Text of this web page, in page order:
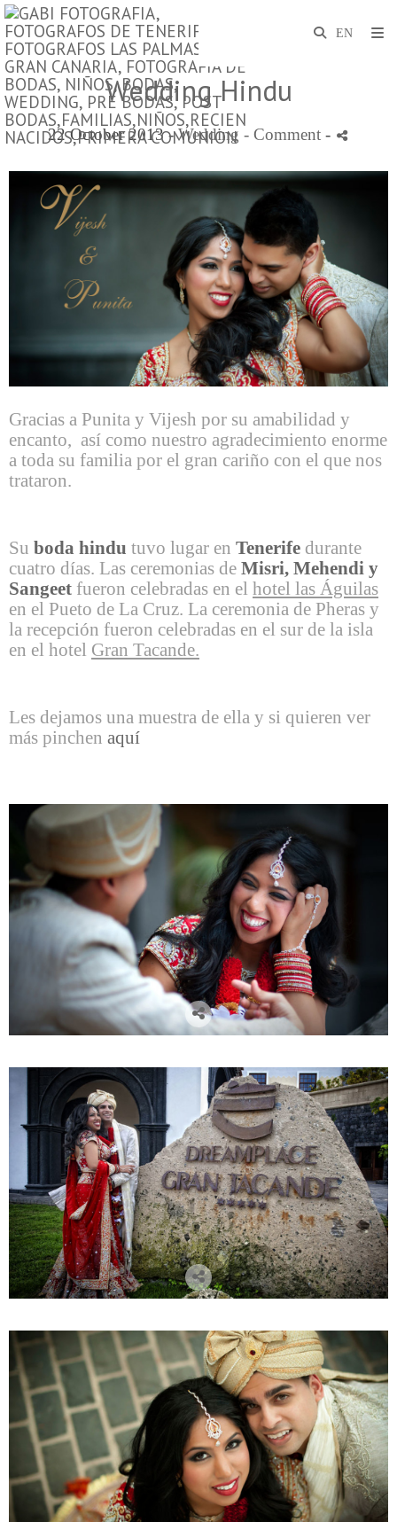
Wedding Hindu
22 October 2013 -Wedding - Comment -
Gracias a Punita y Vijesh por su amabilidad y
encanto, así como nuestro agradecimiento enorme
a toda su familia por el gran cariño con el que nos
trataron.
Su boda hindu tuvo lugar en Tenerife durante
cuatro días. Las ceremonias de Misri, Mehendi y
Sangeet fueron celebradas en el hotel las Águilas
en el Pueto de La Cruz. La ceremonia de Pheras y
la recepción fueron celebradas en el sur de la isla
en el hotel Gran Tacande.
Les dejamos una muestra de ella y si quieren ver
más pinchen aquí